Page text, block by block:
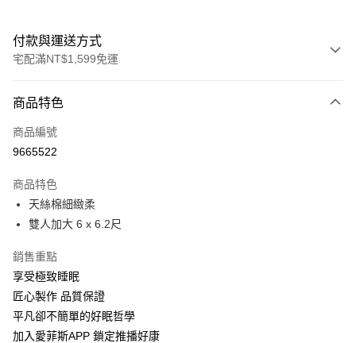
付款與運送方式
宅配滿NT$1,599免運
信用卡一次付款
LINE Pay
街口支付
全盈+PAY
運送方式
物流宅配
每筆NT$150，滿NT$1,599(含以上)免運費
商品特色
商品編號
9665522
商品特色
天絲棉細緻柔
雙人加大 6 x 6.2尺
銷售重點
享受極致睡眠
匠心製作 品質保證
平凡卻不簡單的好眠哲學
加入愛菲斯APP 鎖定推播好康